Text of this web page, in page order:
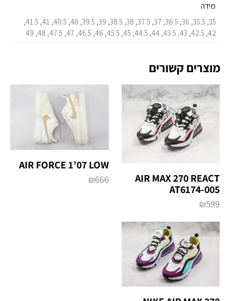
מידה
35, 35.5, 36, 36.5, 37, 37.5, 38, 38.5, 39, 39.5, 40, 40.5, 41, 41.5,
42, 42.5, 43, 43.5, 44, 44.5, 45, 45.5, 46, 46.5, 47, 47.5, 48, 49
מוצרים קשורים
AIR MAX 270 REACT
AT6174-005
₪599
AIR FORCE 1’07 LOW
₪666